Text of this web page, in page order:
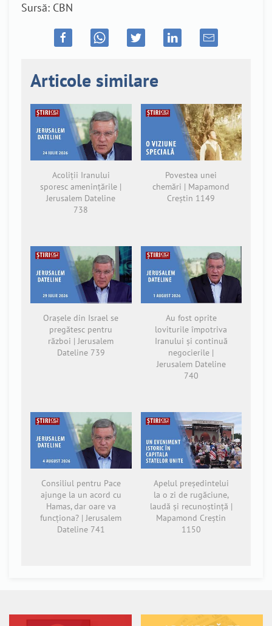
Sursă: CBN
Articole similare
Acoliții Iranului
sporesc amenințările |
Jerusalem Dateline
738
Povestea unei
chemări | Mapamond
Creștin 1149
Orașele din Israel se
pregătesc pentru
război | Jerusalem
Dateline 739
Au fost oprite
loviturile împotriva
Iranului și continuă
negocierile |
Jerusalem Dateline
740
Consiliul pentru Pace
ajunge la un acord cu
Hamas, dar oare va
funcționa? | Jerusalem
Dateline 741
Apelul președintelui
la o zi de rugăciune,
laudă și recunoștință |
Mapamond Creștin
1150